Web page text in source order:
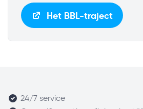
Het BBL-traject
24/7 service